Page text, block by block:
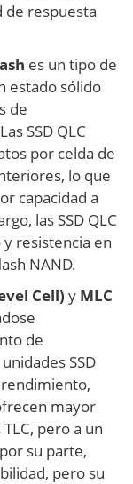
de respuesta
es un tipo de
estado sólido
de
SSD QLC
por celda de
lo que
capacidad a
las SSD QLC
resistencia en
NAND.
Cell) y MLC
de
SSD
mayor
pero a un
su parte,
pero su